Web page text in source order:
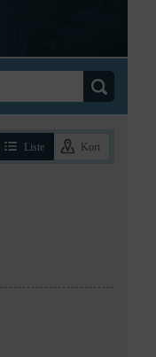
Liste Kort